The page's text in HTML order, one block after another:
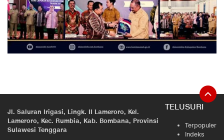
Jl. Saluran Irigasi, Lingk. II Lameroro, Kel.
Lameroro, Kec. Rumbia, Kab. Bombana, Provinsi
Sulawesi Tenggara
TELUSURI
Terpopuler
Indeks